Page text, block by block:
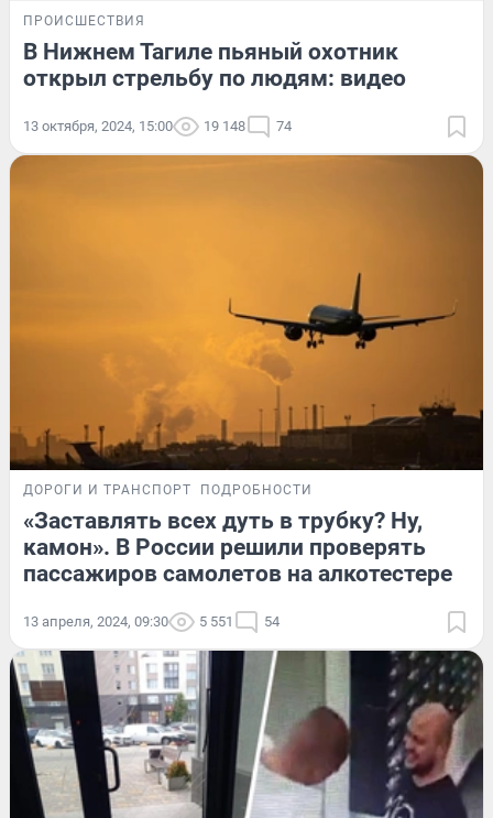
ПРОИСШЕСТВИЯ
В Нижнем Тагиле пьяный охотник
открыл стрельбу по людям: видео
13 октября, 2024, 15:00 19 148 74
ДОРОГИ И ТРАНСПОРТ ПОДРОБНОСТИ
«Заставлять всех дуть в трубку? Ну,
камон». В России решили проверять
пассажиров самолетов на алкотестере
13 апреля, 2024, 09:30 5 551 54